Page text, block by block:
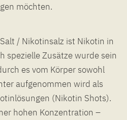
möchten.
/ Nikotinsalz ist Nikotin in
spezielle Zusätze wurde sein
es vom Körper sowohl
aufgenommen wird als
(Nikotin Shots).
hohen Konzentration –